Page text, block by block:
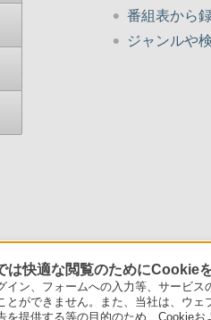
番組表から
ジャンルや
は快適な閲覧のためにCookie
イン、フォームへの入力等、サービ
とができません。また、当社は、ウ